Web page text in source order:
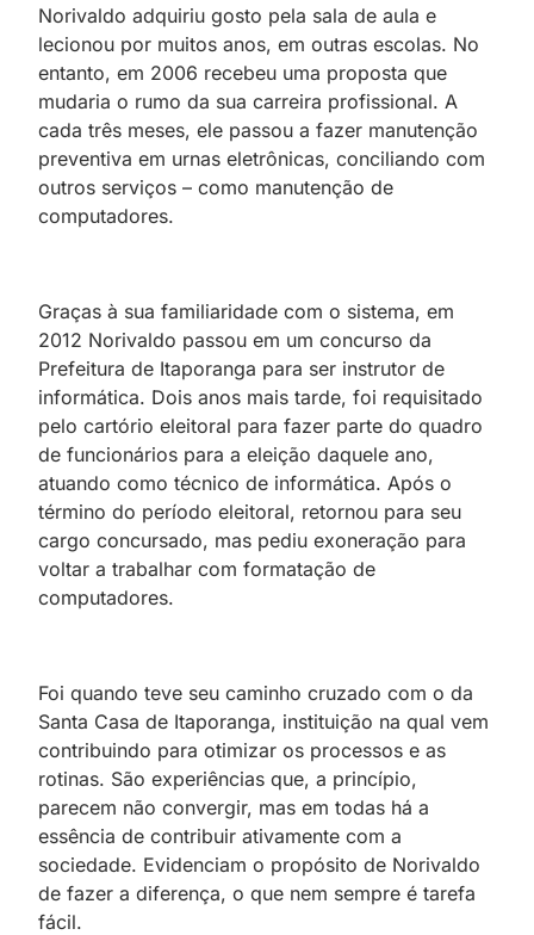
Norivaldo adquiriu gosto pela sala de aula e
lecionou por muitos anos, em outras escolas. No
entanto, em 2006 recebeu uma proposta que
mudaria o rumo da sua carreira profissional. A
cada três meses, ele passou a fazer manutenção
preventiva em urnas eletrônicas, conciliando com
outros serviços – como manutenção de
computadores.
Graças à sua familiaridade com o sistema, em
2012 Norivaldo passou em um concurso da
Prefeitura de Itaporanga para ser instrutor de
informática. Dois anos mais tarde, foi requisitado
pelo cartório eleitoral para fazer parte do quadro
de funcionários para a eleição daquele ano,
atuando como técnico de informática. Após o
término do período eleitoral, retornou para seu
cargo concursado, mas pediu exoneração para
voltar a trabalhar com formatação de
computadores.
Foi quando teve seu caminho cruzado com o da
Santa Casa de Itaporanga, instituição na qual vem
contribuindo para otimizar os processos e as
rotinas. São experiências que, a princípio,
parecem não convergir, mas em todas há a
essência de contribuir ativamente com a
sociedade. Evidenciam o propósito de Norivaldo
de fazer a diferença, o que nem sempre é tarefa
fácil.